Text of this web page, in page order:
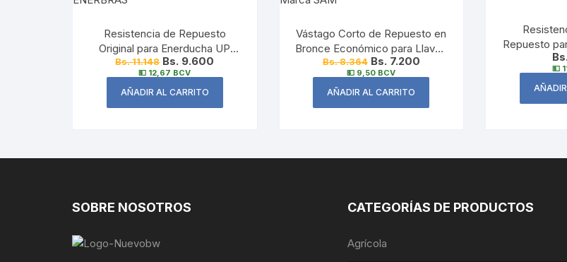
Resistencia de Repuesto
Original para Enerducha UP
5500W 127V ENERBRAS
Bs. 11.148Bs. 9.600
💵 12,67 BCV
AÑADIR AL CARRITO
Vástago Corto de Repuesto en
Bronce Económico para Llaves
Marca SAM
Bs. 8.364Bs. 7.200
💵 9,50 BCV
AÑADIR AL CARRITO
Repuesto
💵
SOBRE NOSOTROS CATEGORÍAS DE PRODUCTOS
Agrícola